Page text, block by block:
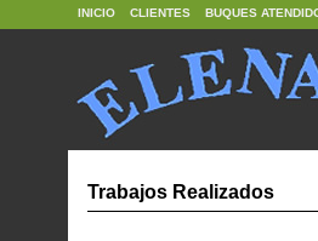
INICIO CLIENTES BUQUES
Trabajos Realizados